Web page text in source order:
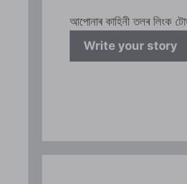
আপোনাৰ কাহিনী তলৰ
Write your story